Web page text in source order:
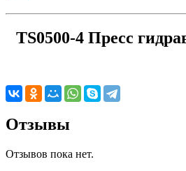
TS0500-4 Пресс
Отзывы
Отзывов пока нет.